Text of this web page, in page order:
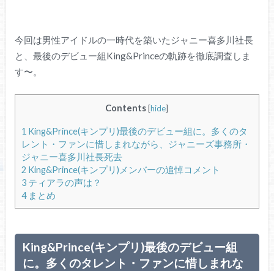
今回は男性アイドルの一時代を築いたジャニー喜多川社長
と、最後のデビュー組King&Princeの軌跡を徹底調査しま
す〜。
Contents [hide]
1 King&Prince(キンプリ)最後のデビュー組に。多くのタ
レント・ファンに惜しまれながら、ジャニーズ事務所・
ジャニー喜多川社長死去
2 King&Prince(キンプリ)メンバーの追悼コメント
3ティアラの声は？
4まとめ
King&Prince(キンプリ)最後のデビュー組
に。多くのタレント・ファンに惜しまれな